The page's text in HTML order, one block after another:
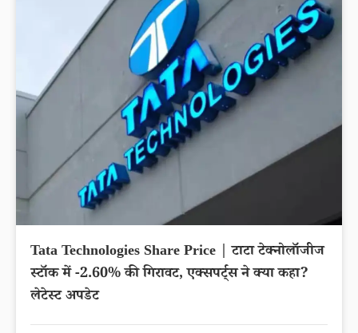
Tata Technologies Share Price | टाटा टेक्नोलॉजीज
स्टॉक में -2.60% की गिरावट, एक्सपर्ट्स ने क्या कहा?
लेटेस्ट अपडेट